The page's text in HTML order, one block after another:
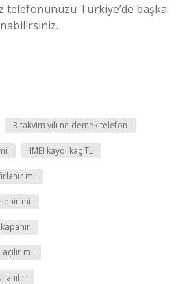
telefonunuzu Türkiye’de başka
3 takvim yılı ne demek telefon
IMEI kaydı kaç TL
mı
mi
mı